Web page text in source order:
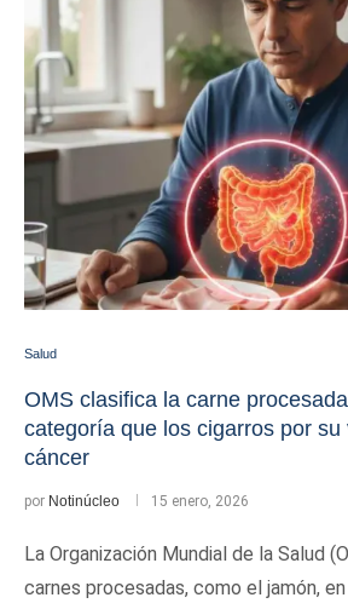
Salud
OMS clasifica la carne
categoría que los cigarros por su
cáncer
por Notinúcleo 15 enero, 2026
La Organización Mundial de la Salud
carnes procesadas, como el jamón,